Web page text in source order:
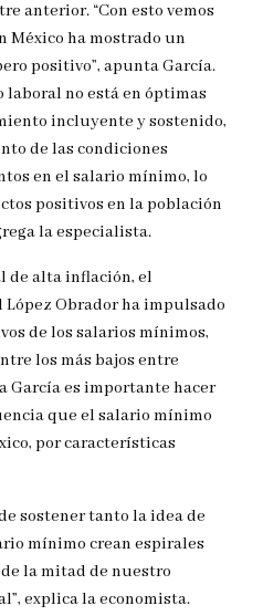
anterior. “Con esto vemos
México ha mostrado un
positivo”, apunta García.
laboral no está en óptimas
incluyente y sostenido,
de las condiciones
en el salario mínimo, lo
positivos en la población
la especialista.
de alta inflación, el
Obrador ha impulsado
de los salarios mínimos,
los más bajos entre
García es importante hacer
que el salario mínimo
por características
sostener tanto la idea de
mínimo crean espirales
la mitad de nuestro
explica la economista.